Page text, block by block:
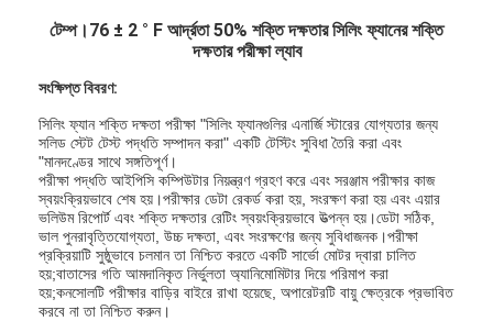
টেম্প।76 ± 2 ° F আর্দ্রতা 50% শক্তি দক্ষতার সিলিং ফ্যানের শক্তি
দক্ষতার পরীক্ষা ল্যাব
সংক্ষিপ্ত বিবরণ:
সিলিং ফ্যান শক্তি দক্ষতা পরীক্ষা "সিলিং ফ্যানগুলির এনার্জি স্টারের যোগ্যতার জন্য
সলিড স্টেট টেস্ট পদ্ধতি সম্পাদন করা" একটি টেস্টিং সুবিধা তৈরি করা এবং
"মানদণ্ডের সাথে সঙ্গতিপূর্ণ।
পরীক্ষা পদ্ধতি আইপিসি কম্পিউটার নিয়ন্ত্রণ গ্রহণ করে এবং সরঞ্জাম পরীক্ষার কাজ
স্বয়ংক্রিয়ভাবে শেষ হয়।পরীক্ষার ডেটা রেকর্ড করা হয়, সংরক্ষণ করা হয় এবং এয়ার
ভলিউম রিপোর্ট এবং শক্তি দক্ষতার রেটিং স্বয়ংক্রিয়ভাবে উত্পন্ন হয়।ডেটা সঠিক,
ভাল পুনরাবৃত্তিযোগ্যতা, উচ্চ দক্ষতা, এবং সংরক্ষণের জন্য সুবিধাজনক।পরীক্ষা
প্রক্রিয়াটি সুষ্ঠুভাবে চলমান তা নিশ্চিত করতে একটি সার্ভো মোটর দ্বারা চালিত
হয়;বাতাসের গতি আমদানিকৃত নির্ভুলতা অ্যানিমোমিটার দিয়ে পরিমাপ করা
হয়;কনসোলটি পরীক্ষার বাড়ির বাইরে রাখা হয়েছে, অপারেটরটি বায়ু ক্ষেত্রকে প্রভাবিত
করবে না তা নিশ্চিত করুন।